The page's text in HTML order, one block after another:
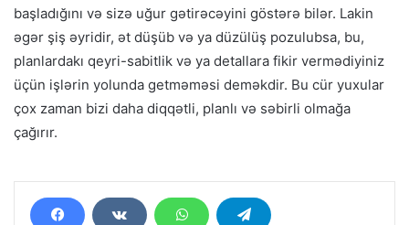
başladığını və sizə uğur gətirəcəyini göstərə bilər. Lakin
əgər şiş əyridir, ət düşüb və ya düzülüş pozulubsa, bu,
planlardakı qeyri-sabitlik və ya detallara fikir vermədiyiniz
üçün işlərin yolunda getməməsi deməkdir. Bu cür yuxular
çox zaman bizi daha diqqətli, planlı və səbirli olmağa
çağırır.